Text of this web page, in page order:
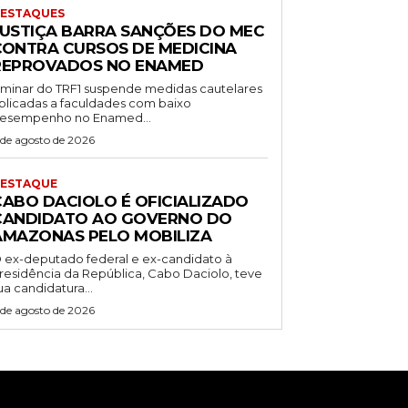
BARRA SANÇÕES DO MEC
CURSOS DE MEDICINA
NO ENAMED
do TRF1 suspende medidas cautelares
a faculdades com baixo
no Enamed...
agosto de 2026
DACIOLO É OFICIALIZADO
AO GOVERNO DO
PELO MOBILIZA
ex-deputado federal e ex-candidato à
da República, Cabo Daciolo, teve
candidatura...
agosto de 2026